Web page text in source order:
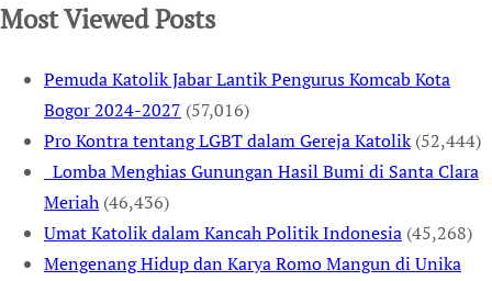
Most Viewed Posts
Pemuda Katolik Jabar Lantik Pengurus Komcab Kota
Bogor 2024-2027 (57,016)
Pro Kontra tentang LGBT dalam Gereja Katolik (52,444)
Lomba Menghias Gunungan Hasil Bumi di Santa Clara
Meriah (46,436)
Umat Katolik dalam Kancah Politik Indonesia (45,268)
Mengenang Hidup dan Karya Romo Mangun di Unika